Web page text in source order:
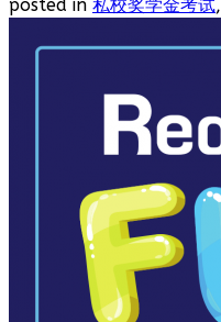
posted in 私校奖学金考试,